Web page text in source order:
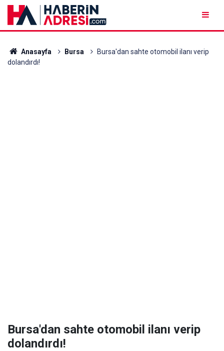
Anasayfa Bursa
Bursa'dan sahte otomobil ilanı verip
dolandırdı!
Bursa'dan sahte otomobil ilanı verip
dolandırdı!